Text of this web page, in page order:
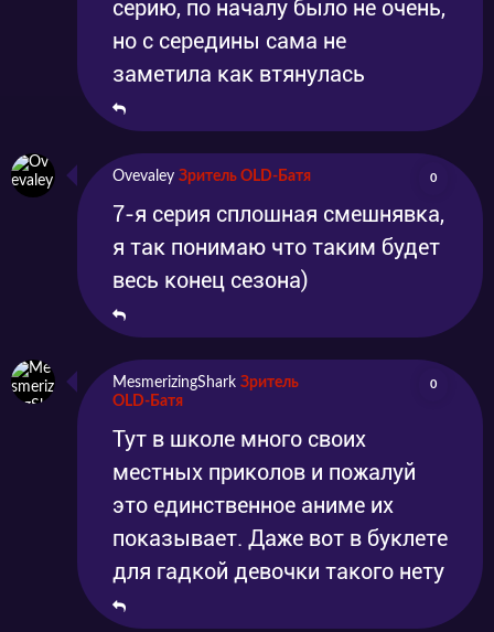
серию, по началу было не очень,
но с середины сама не
заметила как втянулась
Ovevaley Зритель OLD-Батя 0
7-я серия сплошная смешнявка,
я так понимаю что таким будет
весь конец сезона)
MesmerizingShark Зритель
OLD-Батя
0
Тут в школе много своих
местных приколов и пожалуй
это единственное аниме их
показывает. Даже вот в буклете
для гадкой девочки такого нету